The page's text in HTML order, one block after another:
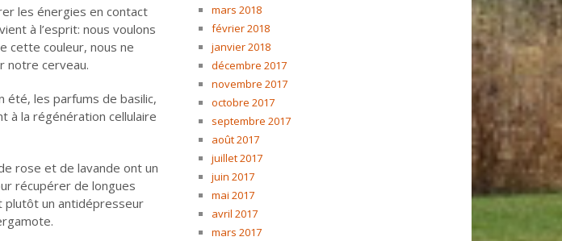
les énergies en contact
à l’esprit: nous voulons
cette couleur, nous ne
notre cerveau.
été, les parfums de basilic,
à la régénération cellulaire
rose et de lavande ont un
récupérer de longues
plutôt un antidépresseur
mars 2018
février 2018
janvier 2018
décembre 2017
novembre 2017
octobre 2017
septembre 2017
août 2017
juillet 2017
juin 2017
mai 2017
avril 2017
mars 2017